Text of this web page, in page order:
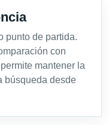
punto de partida.
con
mantener la
búsqueda desde